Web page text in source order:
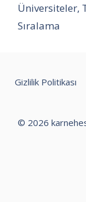
Üniversiteler,
Sıralama
Gizlilik Politikası
© 2026